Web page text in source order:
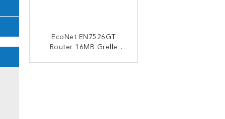
EcoNet EN7526GT
Router 16MB Grelle